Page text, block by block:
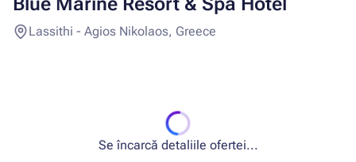
Lassithi - Agios Nikolaos, Greece
Se încarcă detaliile ofertei...